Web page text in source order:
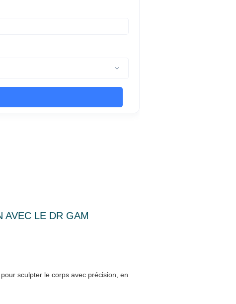
AVEC LE DR GAM
sculpter le corps avec précision, en